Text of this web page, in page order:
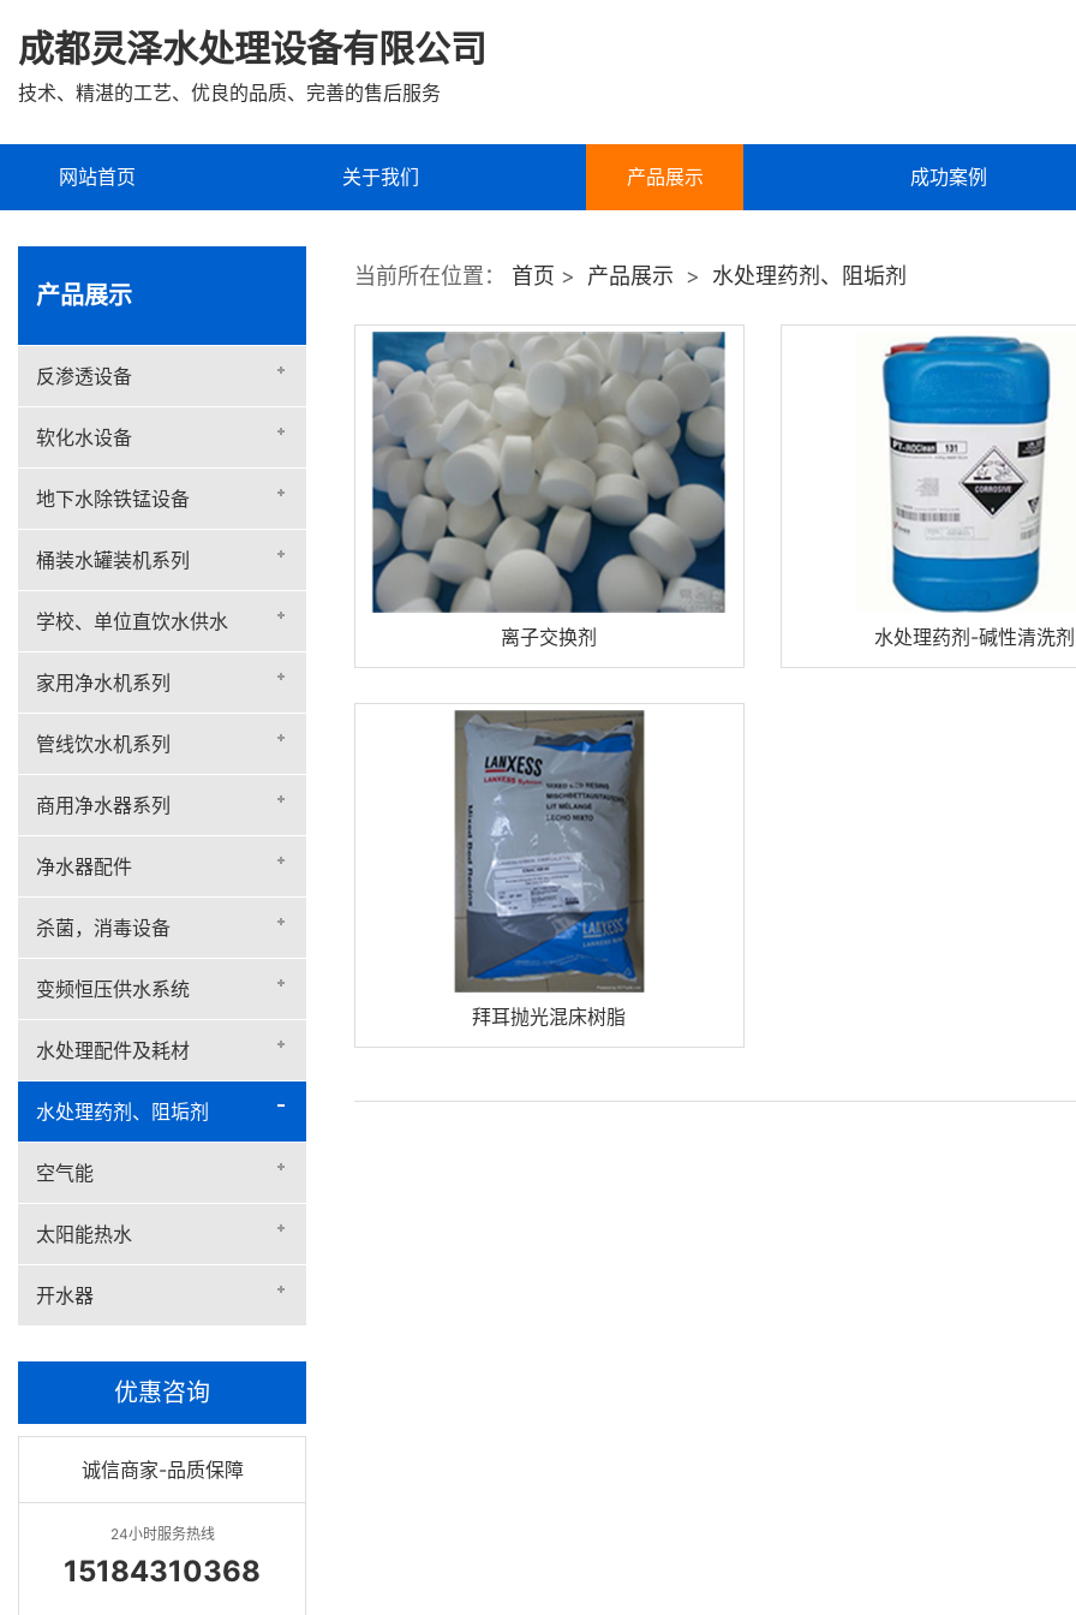
成都灵泽水处理设备有限公司
技术、精湛的工艺、优良的品质、完善的售后服务
网站首页 关于我们 产品展示
地下水除铁锰设备
桶装水罐装机系列
学校、单位直饮水供水
家用净水机系列
管线饮水机系列
商用净水器系列
成功案例
产品展示
反渗透设备
软化水设备
地下水除铁锰设备
桶装水罐装机系列
学校、单位直饮水供水
家用净水机系列
管线饮水机系列
商用净水器系列
净水器配件
杀菌，消毒设备
变频恒压供水系统
水处理配件及耗材
水处理药剂、阻垢剂
空气能
太阳能热水
开水器
优惠咨询
诚信商家-品质保障
24小时服务热线
15184310368
当前所在位置： 首页 > 产品展示 > 水处理药剂、阻垢剂
离子交换剂 水处理药剂-碱性清洗剂
拜耳抛光混床树脂